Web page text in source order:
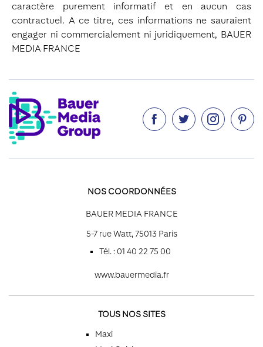
caractère purement informatif et en aucun cas
contractuel. A ce titre, ces informations ne sauraient
engager ni commercialement ni juridiquement, BAUER
MEDIA FRANCE
   
NOS COORDONNÉES
BAUER MEDIA FRANCE
5-7 rue Watt, 75013 Paris
Tél. : 01 40 22 75 00
www.bauermedia.fr
TOUS NOS SITES
Maxi